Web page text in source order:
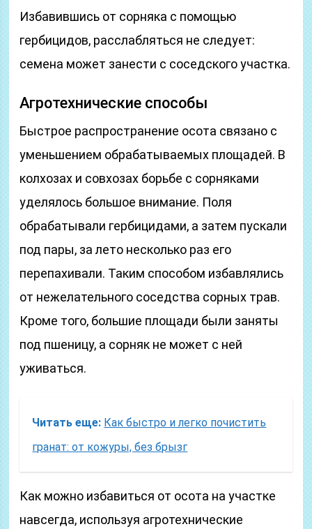
Избавившись от сорняка с помощью
гербицидов, расслабляться не следует:
семена может занести с соседского участка.
Агротехнические способы
Быстрое распространение осота связано с
уменьшением обрабатываемых площадей. В
колхозах и совхозах борьбе с сорняками
уделялось большое внимание. Поля
обрабатывали гербицидами, а затем пускали
под пары, за лето несколько раз его
перепахивали. Таким способом избавлялись
от нежелательного соседства сорных трав.
Кроме того, большие площади были заняты
под пшеницу, а сорняк не может с ней
уживаться.
Читать еще: Как быстро и легко почистить
гранат: от кожуры, без брызг
Как можно избавиться от осота на участке
навсегда, используя агротехнические